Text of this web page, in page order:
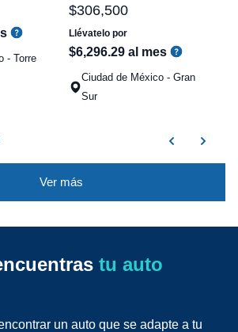
- Torre
$306,500
Llévatelo por
$6,296.29 al mes
Ciudad de México - Gran
Sur
Ver más
tu auto
un auto que se adapte a tu